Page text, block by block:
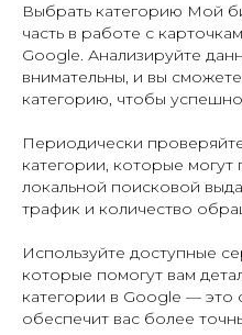
Выбрать категорию Мой
часть в работе с
Google. Анализируйте
внимательны, и вы
категорию, чтобы
Периодически
категории, которые
локальной поисковой
трафик и количество
Используйте доступные
которые помогут вам
категории в Google — это
обеспечит вас более